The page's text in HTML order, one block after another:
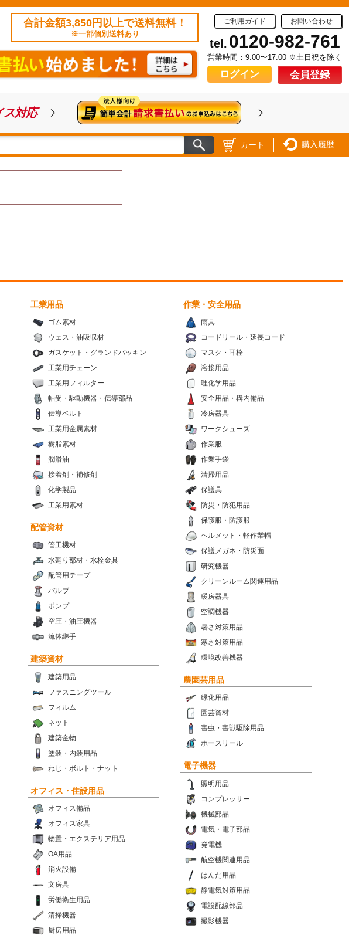
合計金額3,850円以上で送料無料！
※一部個別送料あり
ご利用ガイド お問い合わせ
tel. 0120-982-761
営業時間：9:00〜17:00 ※土日祝を除く
ログイン 会員登録
ス対応
カート 購入履歴
工業用品
ゴム素材
ウェス・油吸収材
ガスケット・グランドパッキン
工業用チェーン
工業用フィルター
軸受・駆動機器・伝導部品
伝導ベルト
工業用金属素材
樹脂素材
潤滑油
接着剤・補修剤
化学製品
工業用素材
作業・安全用品
雨具
コードリール・延長コード
マスク・耳栓
溶接用品
理化学用品
安全用品・構内備品
冷房器具
ワークシューズ
作業服
作業手袋
清掃用品
保護具
防災・防犯用品
保護服・防護服
ヘルメット・軽作業帽
保護メガネ・防災面
研究機器
クリーンルーム関連用品
暖房器具
空調機器
暑さ対策用品
寒さ対策用品
環境改善機器
配管資材
管工機材
水廻り部材・水栓金具
配管用テープ
バルブ
ポンプ
空圧・油圧機器
流体継手
建築資材
建築用品
ファスニングツール
フィルム
ネット
建築金物
塗装・内装用品
ねじ・ボルト・ナット
農園芸用品
緑化用品
園芸資材
害虫・害獣駆除用品
ホースリール
電子機器
照明用品
コンプレッサー
機械部品
電気・電子部品
発電機
航空機関連用品
はんだ用品
静電気対策用品
電設配線部品
撮影機器
オフィス・住設用品
オフィス備品
オフィス家具
物置・エクステリア用品
OA用品
消火設備
文房具
労働衛生用品
清掃機器
厨房用品